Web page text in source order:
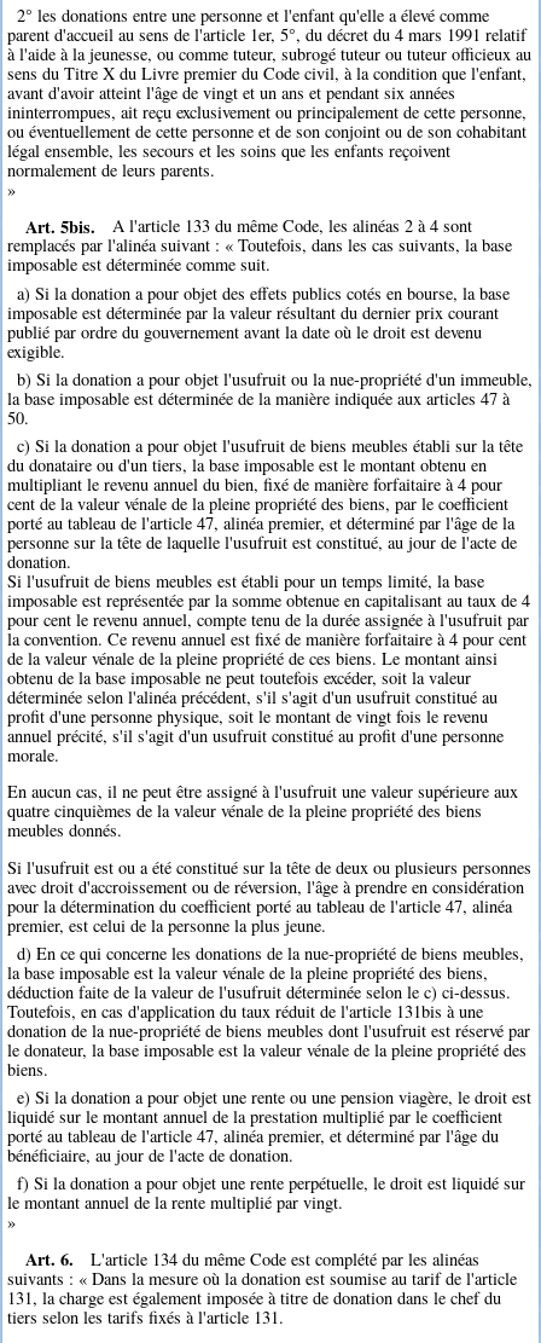
2° les donations entre une personne et l'enfant qu'elle a élevé comme
parent d'accueil au sens de l'article 1er, 5°, du décret du 4 mars 1991 relatif
à l'aide à la jeunesse, ou comme tuteur, subrogé tuteur ou tuteur officieux au
sens du Titre X du Livre premier du Code civil, à la condition que l'enfant,
avant d'avoir atteint l'âge de vingt et un ans et pendant six années
ininterrompues, ait reçu exclusivement ou principalement de cette personne,
ou éventuellement de cette personne et de son conjoint ou de son cohabitant
légal ensemble, les secours et les soins que les enfants reçoivent
normalement de leurs parents.
»
Art. 5bis.
A l'article 133 du même Code, les alinéas 2 à 4 sont
remplacés par l'alinéa suivant : « Toutefois, dans les cas suivants, la base
imposable est déterminée comme suit.
a) Si la donation a pour objet des effets publics cotés en bourse, la base
imposable est déterminée par la valeur résultant du dernier prix courant
publié par ordre du gouvernement avant la date où le droit est devenu
exigible.
b) Si la donation a pour objet l'usufruit ou la nue-propriété d'un immeuble,
la base imposable est déterminée de la manière indiquée aux articles 47 à
50.
c) Si la donation a pour objet l'usufruit de biens meubles établi sur la tête
du donataire ou d'un tiers, la base imposable est le montant obtenu en
multipliant le revenu annuel du bien, fixé de manière forfaitaire à 4 pour
cent de la valeur vénale de la pleine propriété des biens, par le coefficient
porté au tableau de l'article 47, alinéa premier, et déterminé par l'âge de la
personne sur la tête de laquelle l'usufruit est constitué, au jour de l'acte de
donation.
Si l'usufruit de biens meubles est établi pour un temps limité, la base
imposable est représentée par la somme obtenue en capitalisant au taux de 4
pour cent le revenu annuel, compte tenu de la durée assignée à l'usufruit par
la convention. Ce revenu annuel est fixé de manière forfaitaire à 4 pour cent
de la valeur vénale de la pleine propriété de ces biens. Le montant ainsi
obtenu de la base imposable ne peut toutefois excéder, soit la valeur
déterminée selon l'alinéa précédent, s'il s'agit d'un usufruit constitué au
profit d'une personne physique, soit le montant de vingt fois le revenu
annuel précité, s'il s'agit d'un usufruit constitué au profit d'une personne
morale.
En aucun cas, il ne peut être assigné à l'usufruit une valeur supérieure aux
quatre cinquièmes de la valeur vénale de la pleine propriété des biens
meubles donnés.
Si l'usufruit est ou a été constitué sur la tête de deux ou plusieurs personnes
avec droit d'accroissement ou de réversion, l'âge à prendre en considération
pour la détermination du coefficient porté au tableau de l'article 47, alinéa
premier, est celui de la personne la plus jeune.
d) En ce qui concerne les donations de la nue-propriété de biens meubles,
la base imposable est la valeur vénale de la pleine propriété des biens,
déduction faite de la valeur de l'usufruit déterminée selon le c) ci-dessus.
Toutefois, en cas d'application du taux réduit de l'article 131bis à une
donation de la nue-propriété de biens meubles dont l'usufruit est réservé par
le donateur, la base imposable est la valeur vénale de la pleine propriété des
biens.
e) Si la donation a pour objet une rente ou une pension viagère, le droit est
liquidé sur le montant annuel de la prestation multiplié par le coefficient
porté au tableau de l'article 47, alinéa premier, et déterminé par l'âge du
bénéficiaire, au jour de l'acte de donation.
f) Si la donation a pour objet une rente perpétuelle, le droit est liquidé sur
le montant annuel de la rente multiplié par vingt.
»
Art. 6.
L'article 134 du même Code est complété par les alinéas
suivants : « Dans la mesure où la donation est soumise au tarif de l'article
131, la charge est également imposée à titre de donation dans le chef du
tiers selon les tarifs fixés à l'article 131.